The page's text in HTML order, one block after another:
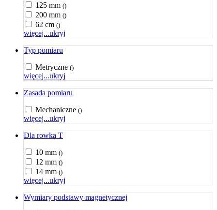
125 mm ()
200 mm ()
62 cm ()
więcej...ukryj
Typ pomiaru
Metryczne ()
więcej...ukryj
Zasada pomiaru
Mechaniczne ()
więcej...ukryj
Dla rowka T
10 mm ()
12 mm ()
14 mm ()
więcej...ukryj
Wymiary podstawy magnetycznej